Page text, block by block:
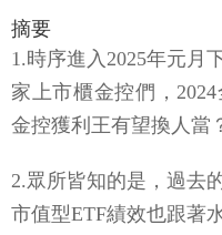
摘要
1.時序進入2025年元月
家上市櫃金控們，
金控獲利王有望換人當
2.眾所皆知的是，過去
市值型ETF績效也跟著